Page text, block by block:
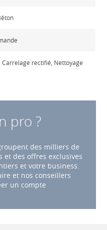
Carrelage rectifié, Nettoyage
pro ?
des milliers de
et des offres exclusives
et votre business.
et nos conseillers
un compte